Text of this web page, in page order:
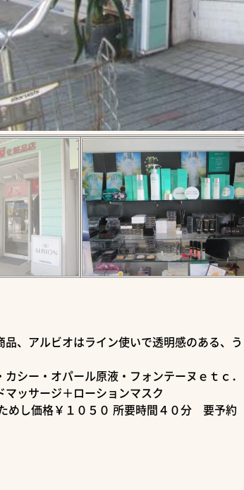
品、アルビオはライン使いで透明感のある、う
シー・オパール原液・フォンテーヌｅｔｃ．
ッサージ＋ローションマスク
めし価格￥１０５０ 所要時間４０分 要予約